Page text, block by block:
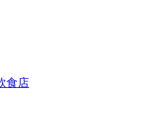
食店